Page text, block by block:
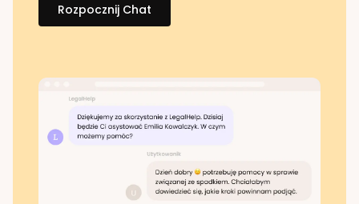
Rozpocznij Chat